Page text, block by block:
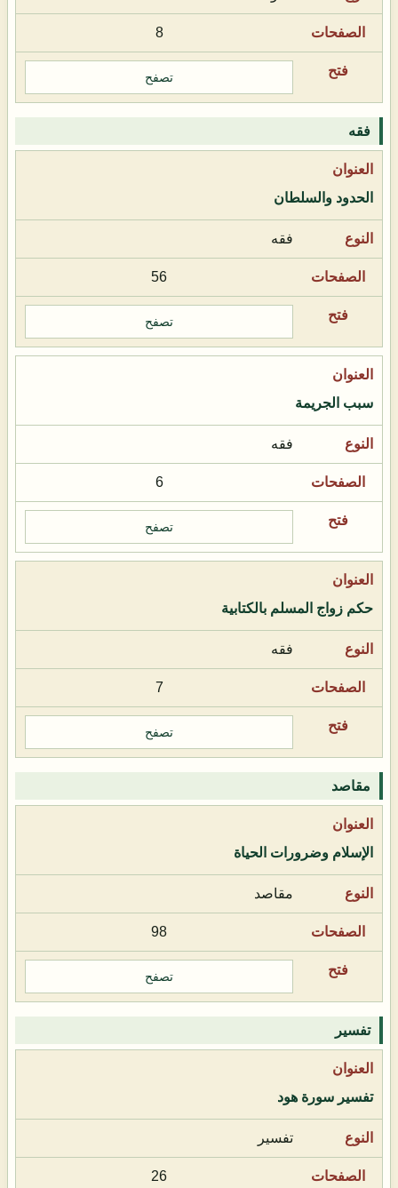
8
تصفح
فقه
الحدود والسلطان
فقه
56
تصفح
سبب الجريمة
فقه
6
تصفح
حكم زواج المسلم بالكتابية
فقه
7
تصفح
مقاصد
الإسلام وضرورات الحياة
مقاصد
98
تصفح
تفسير
تفسير سورة هود
تفسير
26